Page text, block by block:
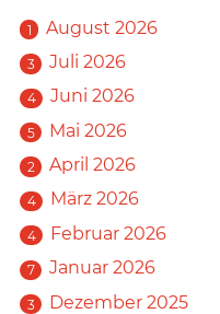
1 August 2026
3 Juli 2026
4 Juni 2026
5 Mai 2026
2 April 2026
4 März 2026
4 Februar 2026
7 Januar 2026
3 Dezember 2025